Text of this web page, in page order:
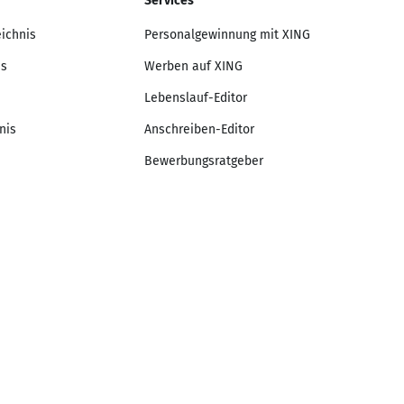
Personalgewinnung mit XING
Werben auf XING
Lebenslauf-Editor
Anschreiben-Editor
Bewerbungsratgeber